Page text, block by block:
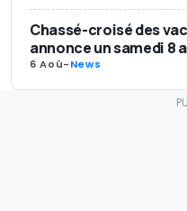
Chassé-croisé des
annonce un samedi 8
6 Aoû-News